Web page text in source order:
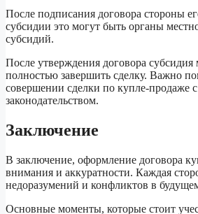
После подписания договора стороны
субсидии это могут быть органы
субсидий.
После утверждения договора
полностью завершить сделку. Важно
совершении сделки по купле-продаже
законодательством.
Заключение
В заключение, оформление договора
внимания и аккуратности. Каждая
недоразумений и конфликтов в
Основные моменты, которые стоит